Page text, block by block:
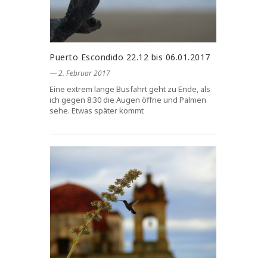
Puerto Escondido 22.12 bis 06.01.2017
― 2. Februar 2017
Eine extrem lange Busfahrt geht zu Ende, als
ich gegen 8:30 die Augen öffne und Palmen
sehe. Etwas später kommt